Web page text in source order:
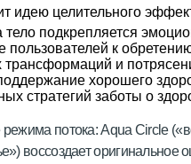
идею целительного
тело подкрепляется
пользователей к
и
хорошего
стратегий заботы о
режима потока: Aqua Circle
воссоздает